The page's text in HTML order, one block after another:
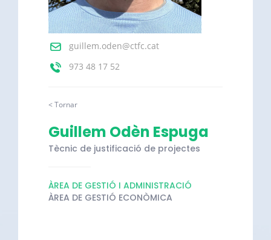
guillem.oden@ctfc.cat
973 48 17 52
< Tornar
Guillem Odèn Espuga
Tècnic de justificació de projectes
ÀREA DE GESTIÓ I ADMINISTRACIÓ
ÀREA DE GESTIÓ ECONÒMICA